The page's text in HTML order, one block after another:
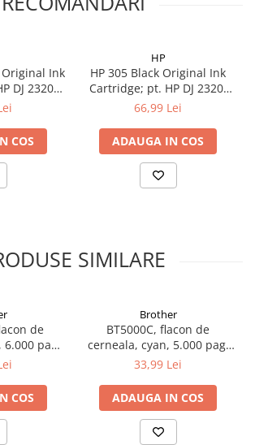
Original Ink
DJ 2320,
4120
COS
HP
HP 305 Black Original Ink
Cartridge; pt. HP DJ 2320,
2710, 2720, 4120
66,99 Lei
ADAUGA IN COS
SIMILARE
de
pag,
COS
Brother
BT5000C, flacon de
cerneala, cyan, 5.000 pag,
Ink Benefit DCP-
33,99 Lei
ADAUGA IN COS